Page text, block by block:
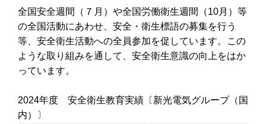
全国安全週間（７月）や全国労働衛生週間（10月）等
の全国活動にあわせ、安全・衛生標語の募集を行う
等、安全衛生活動への全員参加を促しています。この
ような取り組みを通して、安全衛生意識の向上をはか
っています。
2024年度 安全衛生教育実績〔新光電気グループ（国
内）〕